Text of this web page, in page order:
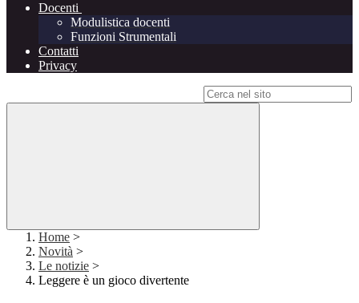
Docenti
Modulistica docenti
Funzioni Strumentali
Contatti
Privacy
Home >
Novità >
Le notizie >
Leggere è un gioco divertente